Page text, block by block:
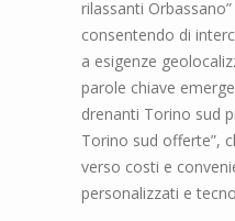
rilassanti
consentendo di
a esigenze
parole chiave
drenanti Torino sud
Torino sud offerte”,
verso costi e
personalizzati e